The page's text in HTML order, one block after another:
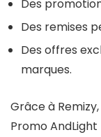
Des
Des remises
Des offres
marques.
Grâce à Remizy
Promo AndLight